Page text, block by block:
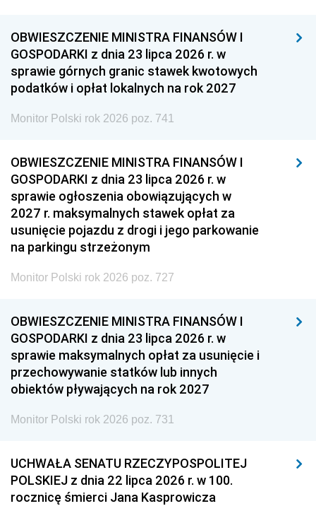
OBWIESZCZENIE MINISTRA FINANSÓW I
GOSPODARKI z dnia 23 lipca 2026 r. w
sprawie górnych granic stawek kwotowych
podatków i opłat lokalnych na rok 2027
Monitor Polski rok 2026 poz. 741
OBWIESZCZENIE MINISTRA FINANSÓW I
GOSPODARKI z dnia 23 lipca 2026 r. w
sprawie ogłoszenia obowiązujących w
2027 r. maksymalnych stawek opłat za
usunięcie pojazdu z drogi i jego parkowanie
na parkingu strzeżonym
Monitor Polski rok 2026 poz. 727
OBWIESZCZENIE MINISTRA FINANSÓW I
GOSPODARKI z dnia 23 lipca 2026 r. w
sprawie maksymalnych opłat za usunięcie i
przechowywanie statków lub innych
obiektów pływających na rok 2027
Monitor Polski rok 2026 poz. 731
UCHWAŁA SENATU RZECZYPOSPOLITEJ
POLSKIEJ z dnia 22 lipca 2026 r. w 100.
rocznicę śmierci Jana Kasprowicza